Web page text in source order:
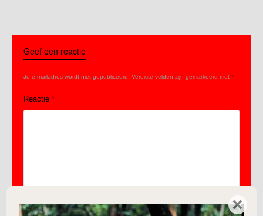
Geef een reactie
Je e-mailadres wordt niet gepubliceerd. Vereiste velden zijn gemarkeerd met *
Reactie *
×